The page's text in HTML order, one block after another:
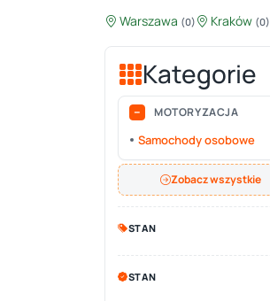
Warszawa (0) Kraków (0)
Kategorie
MOTORYZACJA
Samochody osobowe
Zobacz wszystkie
STAN
STAN